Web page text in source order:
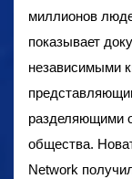
миллионов
показывает
независимыми
разделяющими
общества.
Network